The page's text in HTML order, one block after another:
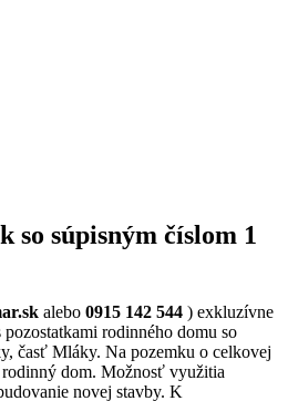
so súpisným číslom 1
alebo 0915 142 544 ) exkluzívne
rodinného domu so
časť Mláky. Na pozemku o celkovej
rodinný dom. Možnosť využitia
novej stavby. K